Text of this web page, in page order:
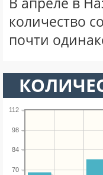
количество
почти
70
84
98
112